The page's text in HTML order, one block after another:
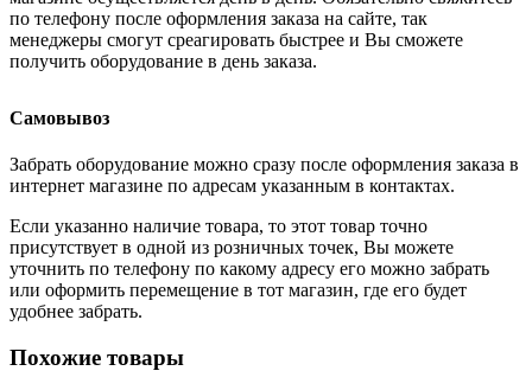
по телефону после оформления заказа на сайте, так
менеджеры смогут среагировать быстрее и Вы сможете
получить оборудование в день заказа.
Самовывоз
Забрать оборудование можно сразу после оформления заказа в
интернет магазине по адресам указанным в контактах.
Если указанно наличие товара, то этот товар точно
присутствует в одной из розничных точек, Вы можете
уточнить по телефону по какому адресу его можно забрать
или оформить перемещение в тот магазин, где его будет
удобнее забрать.
Похожие товары